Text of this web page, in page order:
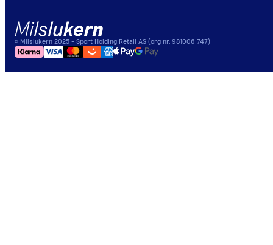
© Milslukern 2025 - Sport Holding Retail AS (org nr. 981006 747)